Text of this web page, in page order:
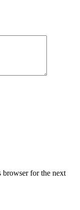
browser for the next